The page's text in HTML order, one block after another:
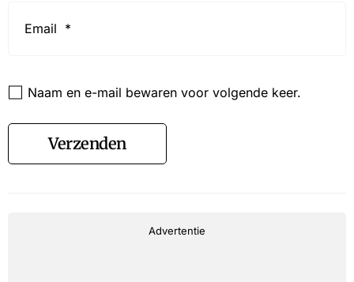
Naam en e-mail bewaren voor volgende keer.
Verzenden
Advertentie